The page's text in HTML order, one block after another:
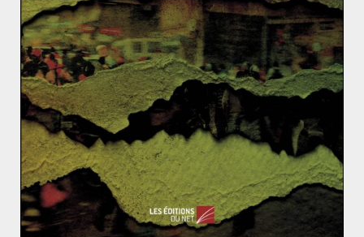
Thomas CIBOULET 19 juillet 2018 0 Comments
Éthiopie-Érythrée : un nouvel ordre régional
en Corne d’Afrique ?
Le 9 juillet, les dirigeants éthiopien et érythréen Abiy
Ahmed et Isaias Afwerki signaient la fin de la guerre
entre
Read More